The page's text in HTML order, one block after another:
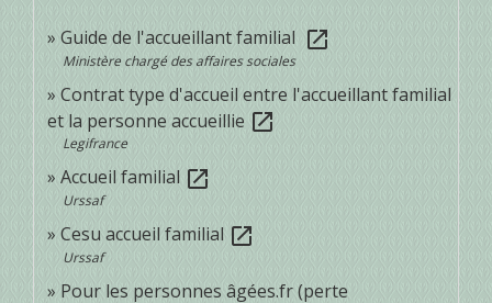
Guide de l'accueillant familial open_in_new
Ministère chargé des affaires sociales
Contrat type d'accueil entre l'accueillant familial
et la personne accueillie open_in_new
Legifrance
Accueil familial open_in_new
Urssaf
Cesu accueil familial open_in_new
Urssaf
Pour les personnes âgées.fr (perte